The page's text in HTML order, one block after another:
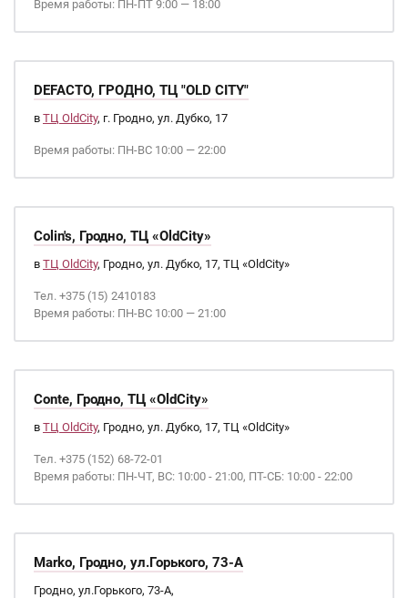
Время работы: ПН-ПТ 9:00 — 18:00
DEFACTO, ГРОДНО, ТЦ "OLD CITY"
в ТЦ OldCity, г. Гродно, ул. Дубко, 17
Время работы: ПН-ВС 10:00 — 22:00
Colin's, Гродно, ТЦ «OldCity»
в ТЦ OldCity, Гродно, ул. Дубко, 17, ТЦ «OldCity»
Тел. +375 (15) 2410183
Время работы: ПН-ВС 10:00 — 21:00
Conte, Гродно, ТЦ «OldCity»
в ТЦ OldCity, Гродно, ул. Дубко, 17, ТЦ «OldCity»
Тел. +375 (152) 68-72-01
Время работы: ПН-ЧТ, ВС: 10:00 - 21:00, ПТ-СБ: 10:00 - 22:00
Marko, Гродно, ул.Горького, 73-А
Гродно, ул.Горького, 73-А,